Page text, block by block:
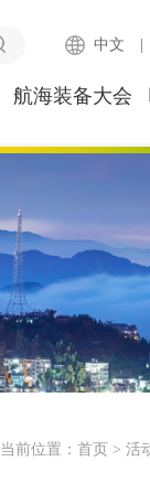
中文
航海装备大会
当前位置： 首页 > 活